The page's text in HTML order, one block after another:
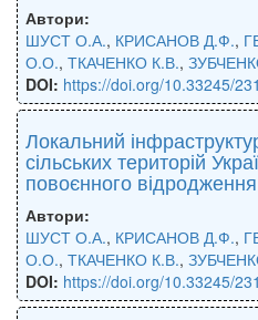
Автори:
ШУСТ О.А., КРИСАНОВ Д.Ф.,
О.О., ТКАЧЕНКО К.В.,
DOI: https://doi.org/10.33245/
Локальний
сільських територій
повоєнного відродження
Автори:
ШУСТ О.А., КРИСАНОВ Д.Ф.,
О.О., ТКАЧЕНКО К.В.,
DOI: https://doi.org/10.33245/